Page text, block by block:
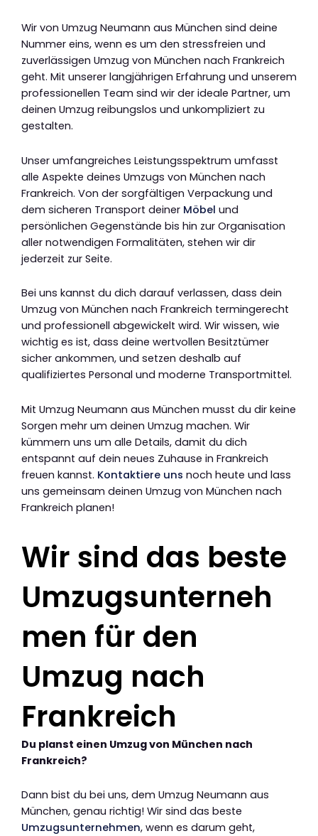
Wir von Umzug Neumann aus München sind deine
Nummer eins, wenn es um den stressfreien und
zuverlässigen Umzug von München nach Frankreich
geht. Mit unserer langjährigen Erfahrung und unserem
professionellen Team sind wir der ideale Partner, um
deinen Umzug reibungslos und unkompliziert zu
gestalten.
Unser umfangreiches Leistungsspektrum umfasst
alle Aspekte deines Umzugs von München nach
Frankreich. Von der sorgfältigen Verpackung und
dem sicheren Transport deiner Möbel und
persönlichen Gegenstände bis hin zur Organisation
aller notwendigen Formalitäten, stehen wir dir
jederzeit zur Seite.
Bei uns kannst du dich darauf verlassen, dass dein
Umzug von München nach Frankreich termingerecht
und professionell abgewickelt wird. Wir wissen, wie
wichtig es ist, dass deine wertvollen Besitztümer
sicher ankommen, und setzen deshalb auf
qualifiziertes Personal und moderne Transportmittel.
Mit Umzug Neumann aus München musst du dir keine
Sorgen mehr um deinen Umzug machen. Wir
kümmern uns um alle Details, damit du dich
entspannt auf dein neues Zuhause in Frankreich
freuen kannst. Kontaktiere uns noch heute und lass
uns gemeinsam deinen Umzug von München nach
Frankreich planen!
Wir sind das beste
Umzugsunterneh
men für den
Umzug nach
Frankreich
Du planst einen Umzug von München nach
Frankreich?
Dann bist du bei uns, dem Umzug Neumann aus
München, genau richtig! Wir sind das beste
Umzugsunternehmen, wenn es darum geht,